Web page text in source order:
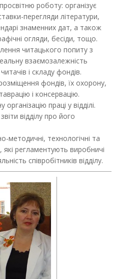
роботу: організує
перегляди літератури,
знаменних дат, а також
огляди, бесіди, тощо.
читацького попиту з
взаємозалежність
і складу фондів.
фондів, їх охорону,
і консервацію.
праці у відділі.
відділу про його
методичні, технологічні та
регламентують виробничі
співробітників відділу.